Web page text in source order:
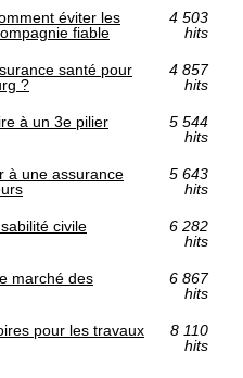
éviter les
fiable
4 503
hits
santé pour
?
4 857
hits
à un 3e pilier
5 544
hits
à une assurance
5 643
hits
civile
6 282
hits
marché des
6 867
hits
pour les travaux
8 110
hits